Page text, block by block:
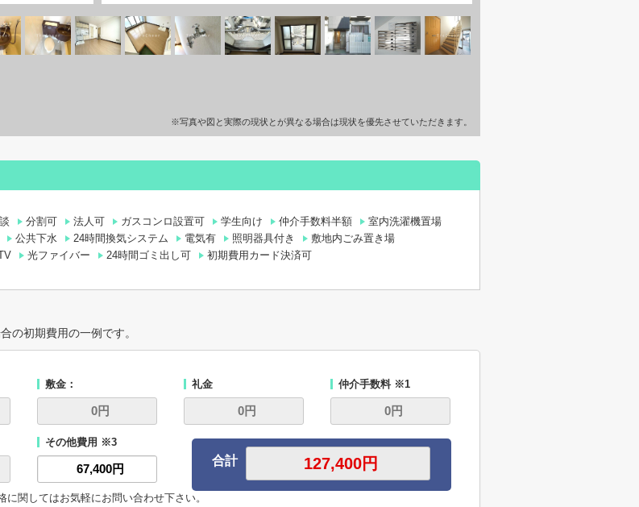
※写真や図と実際の現状とが異なる場合は現状を優先させていただきます。
分割可 法人可 ガスコンロ設置可 学生向け 仲介手数料半額
室内洗濯機置場
公共下水 24時間換気システム 電気有 照明器具付き
敷地内ごみ置き場
光ファイバー 24時間ゴミ出し可 初期費用カード決済可
の初期費用の一例です。
敷金： 礼金 仲介手数料 ※1
その他費用 ※3
合計
関してはお気軽にお問い合わせ下さい。